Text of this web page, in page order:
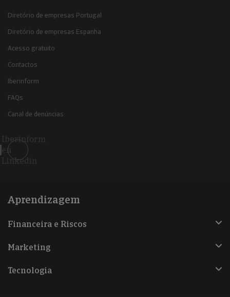
Diretório de empresas Portugal
Diretório de empresas Espanha
Acesso gratuito
Contactos
Iberinform
FAQs
Canal de denúncias
Iberinform
en
Linkedin
Aprendizagem
Financeira e Riscos
Marketing
Tecnologia